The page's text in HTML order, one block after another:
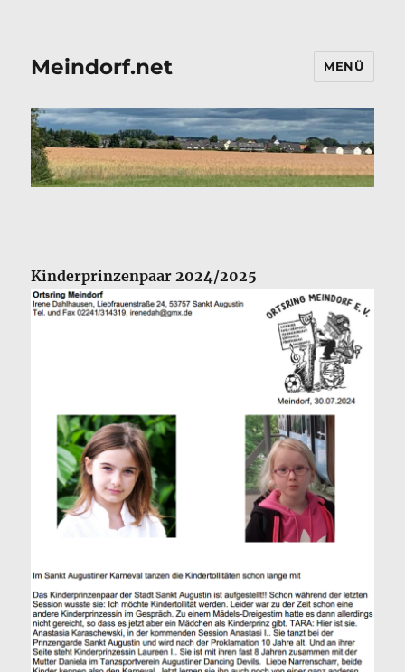
Meindorf.net MENÜ
Kinderprinzenpaar 2024/2025